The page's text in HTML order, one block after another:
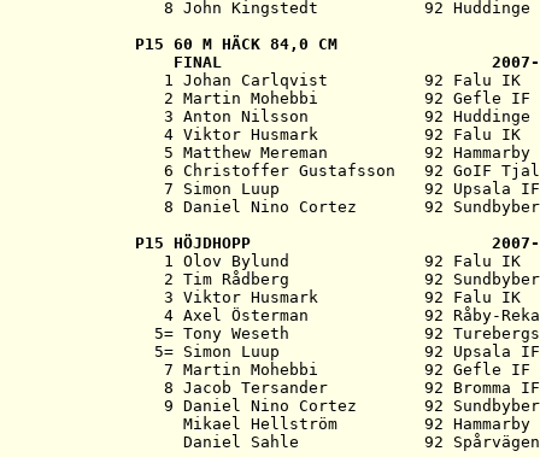
P15 60 M HÄCK 84,0 CM
FINAL
1 Johan Carlqvist          92 Falu IK
2 Martin Mohebbi           92 Gefle IF
3 Anton Nilsson            92 Huddinge
4 Viktor Husmark           92 Falu IK
5 Matthew Mereman          92 Hammarby
6 Christoffer Gustafsson   92 GoIF
7 Simon Luup               92 Upsala
P15 HÖJDHOPP                         2007-
1 Olov Bylund              92 Falu
2 Tim Rådberg              92
3 Viktor Husmark           92 Falu IK
4 Axel Österman            92 Råby-
5= Tony Weseth              92
5= Simon Luup               92 Upsala
7 Martin Mohebbi           92 Gefle IF
8 Jacob Tersander          92 Bromma
9 Daniel Nino Cortez       92
Mikael Hellström         92 Hammarby